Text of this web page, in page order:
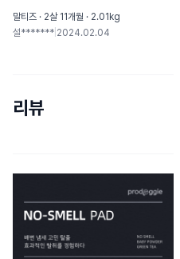
말티즈 · 2살 11개월 · 2.01kg
설******* 2024.02.04
리뷰